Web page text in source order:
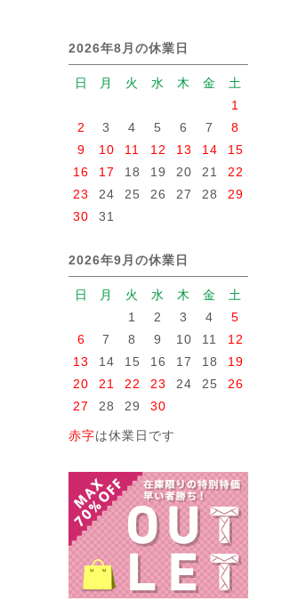
2026年8月の休業日
日 月 火 水 木 金
土
1
2
3 4 5 6 7
8
9
10 11 12 13 14
15
16
17 18 19 20 21
22
23
24 25 26 27 28
29
30
31
2026年9月の休業日
日 月 火 水 木 金
土
1
2 3 4
5
6
7 8 9 10 11
12
13
14 15 16 17 18
19
20
21 22 23 24 25
26
27
28 29 30
赤字は休業日です